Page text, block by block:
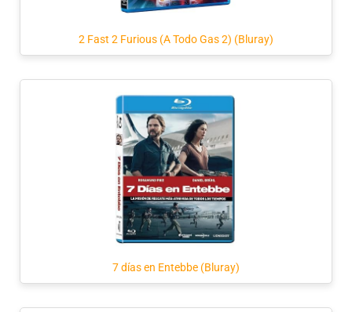
2 Fast 2 Furious (A Todo Gas 2) (Bluray)
7 días en Entebbe (Bluray)